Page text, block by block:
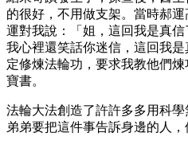
的很好，不用做支架。當時郝
運對我說：「姐，這回我是真
我心裡還笑話你迷信，這回我
定修煉法輪功，要求我教他們
寶書。
法輪大法創造了許許多多用科
弟弟要把這件事告訴身邊的人，